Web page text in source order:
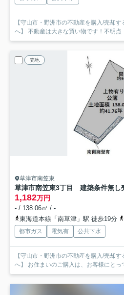
【守山市・野洲市の不動産を購入/売却
へ】 不動産は大きな買い物です！不明点
売地
草津市南笠東
草津市南笠東3丁目 建築条件無し
1,182万円
- / 138.06㎡ / -
東海道本線「南草津」駅 徒歩19分
都市ガス 電気有 公共下水
【守山市・野洲市の不動産を購入/売却
へ】 お住まいのご購入は、お客様にとっ